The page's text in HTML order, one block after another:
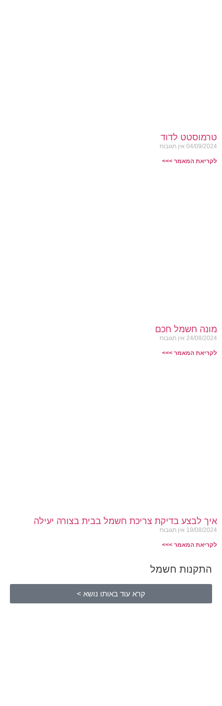
טרמוסטט לדוד
04/09/2024 אין תגובות
לקריאת המאמר >>>
מונה חשמל חכם
24/08/2024 אין תגובות
לקריאת המאמר >>>
איך לבצע בדיקת צריכת חשמל בבית בצורה יעילה
19/08/2024 אין תגובות
לקריאת המאמר >>>
התקנות חשמל
קרא עוד באותו נושא >